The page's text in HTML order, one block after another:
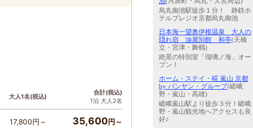
大人1名(税込)
合計(税込)
1泊 大人2名
17,800円～ 35,600円～
烏丸御池駅徒歩１分！ 静鉄ホ
テルプレジオ京都烏丸御池
日本海一望奥伊根温泉 大人の
隠れ宿 油屋別館 和亭(天橋
立・宮津・舞鶴)
絶景の特別室「瑠璃ノ海」オー
プン！
ホーム・ステイ・椛 嵐山 京都
by バンヤン・グループ(嵯峨
野・嵐山・高雄)
嵯峨嵐山駅より徒歩３分！嵯峨
野・嵐山観光地へアクセスも良
好♪